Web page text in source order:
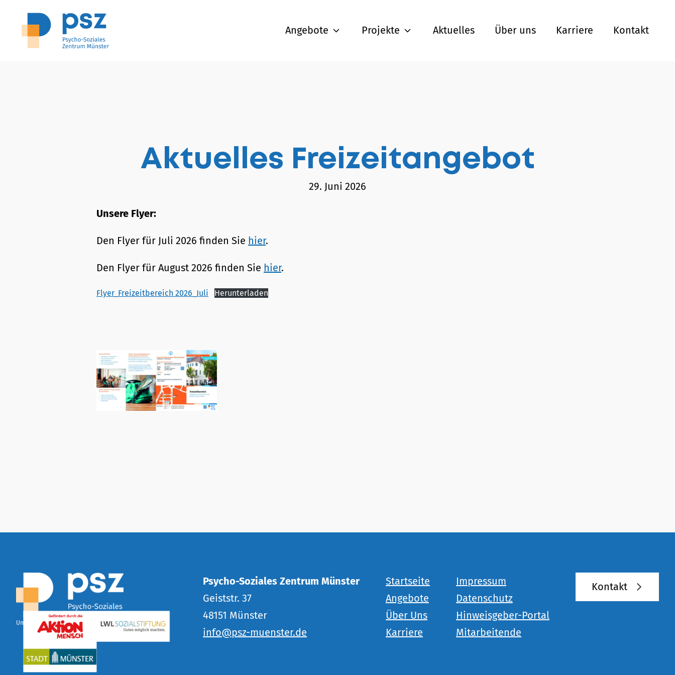
Angebote Projekte Aktuelles Über uns Karriere Kontakt
Aktuelles Freizeitangebot
29. Juni 2026
Unsere Flyer:
Den Flyer für Juli 2026 finden Sie hier.
Den Flyer für August 2026 finden Sie hier.
Flyer_Freizeitbereich 2026_Juli Herunterladen
Unterstützt durch:
Psycho-Soziales Zentrum Münster
Geiststr. 37
48151 Münster
info@psz-muenster.de
Startseite
Angebote
Über Uns
Karriere
Impressum
Datenschutz
Hinweisgeber-Portal
Mitarbeitende
Kontakt